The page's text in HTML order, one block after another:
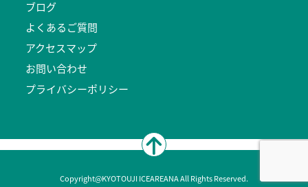
ブログ
よくあるご質問
アクセスマップ
お問い合わせ
プライバシーポリシー
Copyright@KYOTOUJI ICEAREANA All Rights Reserved.